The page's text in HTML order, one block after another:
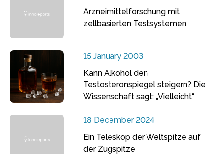
Arzneimittelforschung mit
zellbasierten Testsystemen
15 January 2003
Kann Alkohol den
Testosteronspiegel steigern? Die
Wissenschaft sagt: „Vielleicht“
18 December 2024
Ein Teleskop der Weltspitze auf
der Zugspitze